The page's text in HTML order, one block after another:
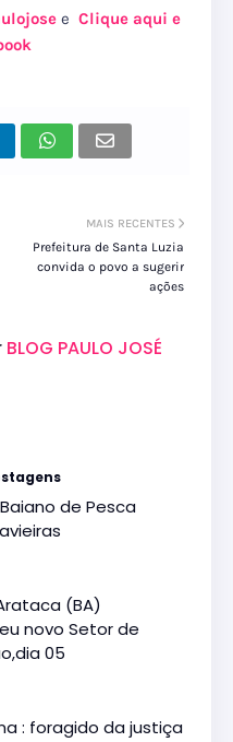
e Clique aqui e
MAIS RECENTES
Prefeitura de Santa Luzia
convida o povo a sugerir
ações
BLOG PAULO JOSÉ
de Pesca
(BA)
novo Setor de
05
: foragido da justiça